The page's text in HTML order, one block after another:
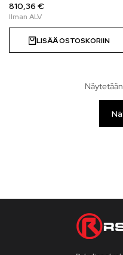
810,36 €
LISÄÄ OSTOSKORIIN